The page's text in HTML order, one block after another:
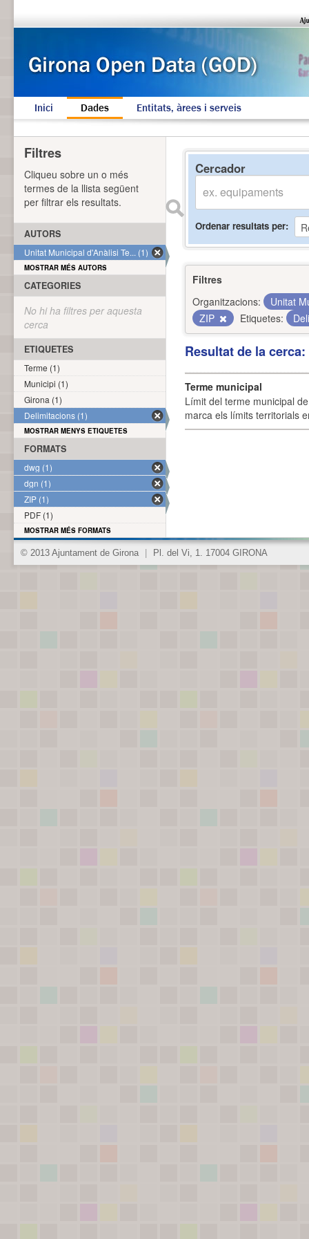
Inici Dades Entitats, àrees i serveis
Cercador
Ordenar resultats per
Filtres
Organitzacions:
Unitat
ZIP
Etiquetes:
Resultat de la
Terme municipal
Límit del terme municipal
marca els límits territorials
Filtres
Cliqueu sobre un o més
termes de la llista següent
per filtrar els resultats.
AUTORS
Unitat Municipal d'Anàlisi Te... (1)
MOSTRAR MÉS AUTORS
CATEGORIES
No hi ha filtres per aquesta
cerca
ETIQUETES
Terme (1)
Municipi (1)
Girona (1)
Delimitacions (1)
MOSTRAR MENYS ETIQUETES
FORMATS
dwg (1)
dgn (1)
ZIP (1)
PDF (1)
MOSTRAR MÉS FORMATS
© 2013 Ajuntament de Girona Pl. del Vi, 1. 17004 GIRONA